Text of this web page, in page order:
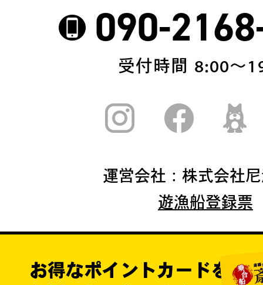
090-
受付時間 8:00〜
運営会社：株式会社
遊漁船登録票
お得なポイントカードを